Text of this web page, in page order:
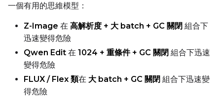
一個有用的思維模型：
Z-Image 在 高解析度 + 大 batch + GC 關閉 組合下
迅速變得危險
Qwen Edit 在 1024 + 重條件 + GC 關閉 組合下迅速
變得危險
FLUX / Flex 類在 大 batch + GC 關閉 組合下迅速變
得危險